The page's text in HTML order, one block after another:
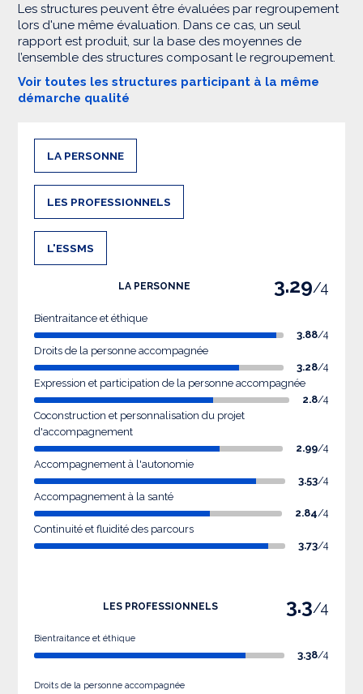
Les structures peuvent être évaluées par regroupement
lors d'une même évaluation. Dans ce cas, un seul
rapport est produit, sur la base des moyennes de
l’ensemble des structures composant le regroupement.
Voir toutes les structures participant à la même
démarche qualité
LA PERSONNE
LES PROFESSIONNELS
L'ESSMS
LA PERSONNE 3.29/4
Bientraitance et éthique
3.88/4
Droits de la personne accompagnée
3.28/4
Expression et participation de la personne accompagnée
2.8/4
Coconstruction et personnalisation du projet
d'accompagnement
2.99/4
Accompagnement à l'autonomie
3.53/4
Accompagnement à la santé
2.84/4
Continuité et fluidité des parcours
3.73/4
LES PROFESSIONNELS 3.3/4
Bientraitance et éthique
3.38/4
Droits de la personne accompagnée